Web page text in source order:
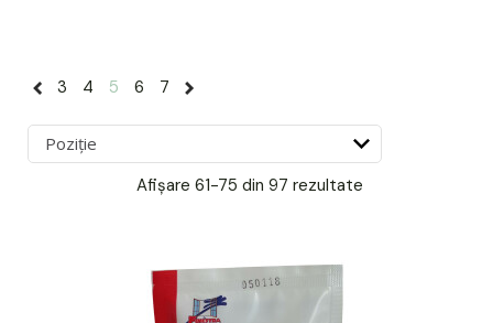
3 4 5 6 7
Afișare 61-75 din 97 rezultate